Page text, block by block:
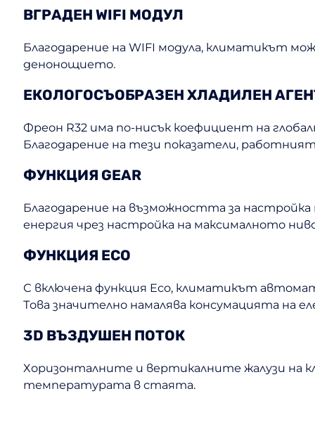
ВГРАДЕН WIFI МОДУЛ
Благодарение на WIFI модула, климатикът
денонощието.
ЕКОЛОГОСЪОБРАЗЕН ХЛАДИЛЕН
Фреон R32 има по-нисък коефициент на
Благодарение на тези показатели,
ФУНКЦИЯ GEAR
Благодарение на възможността за
енергия чрез настройка на максималното
ФУНКЦИЯ ECO
С включена функция Eco, климатикът
Това значително намалява консумацията на
3D ВЪЗДУШЕН ПОТОК
Хоризонталните и вертикалните жалузи на
температурата в стаята.